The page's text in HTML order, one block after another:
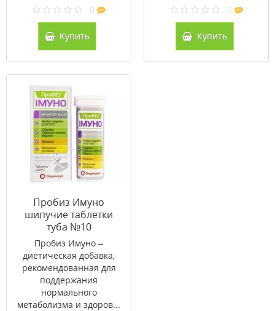
0
Купить
0
Купить
Пробиз Имуно
шипучие таблетки
туба №10
Пробиз Имуно –
диетическая добавка,
рекомендованная для
поддержания
нормального
метаболизма и здоров...